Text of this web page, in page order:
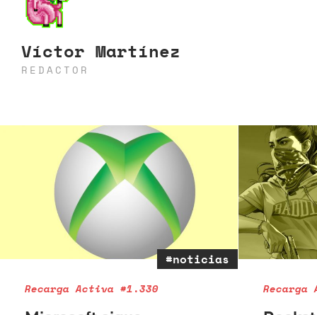
Víctor Martínez
REDACTOR
#noticias
Recarga Activa #1.330 Recarga